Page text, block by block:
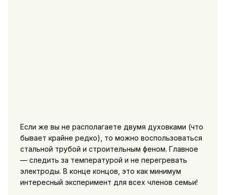
Если же вы не располагаете двумя духовками (что
бывает крайне редко), то можно воспользоваться
стальной трубой и строительным феном. Главное
— следить за температурой и не перегревать
электроды. В конце концов, это как минимум
интересный эксперимент для всех членов семьи!